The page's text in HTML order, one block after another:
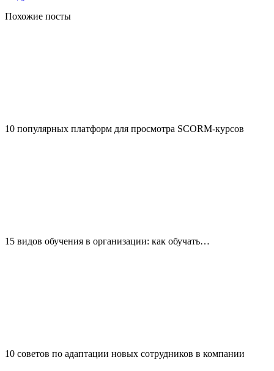
Похожие посты
10 популярных платформ для просмотра SCORM-курсов
15 видов обучения в организации: как обучать…
10 советов по адаптации новых сотрудников в компании